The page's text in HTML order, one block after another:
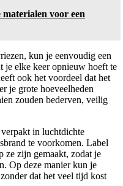
voor een
kun je eenvoudig een
je elke keer opnieuw hoeft te
ook het voordeel dat het
je grote hoeveelheden
zouden bederven, veilig
in luchtdichte
te voorkomen. Label
ze zijn gemaakt, zodat je
Op deze manier kun je
dat het veel tijd kost